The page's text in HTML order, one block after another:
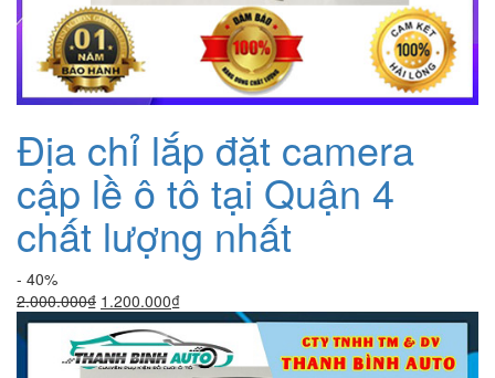
Địa chỉ lắp đặt camera
cập lề ô tô tại Quận 4
chất lượng nhất
- 40%
2.000.000₫ Giá
gốc
là:
2.000.000₫.
1.200.000₫Giá
hiện
tại
là: